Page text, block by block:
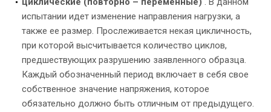
испытании идет изменение направления нагрузки, а
также ее размер. Прослеживается некая цикличность,
при которой высчитывается количество циклов,
предшествующих разрушению заявленного образца.
Каждый обозначенный период включает в себя свое
собственное значение напряжения, которое
обязательно должно быть отличным от предыдущего.